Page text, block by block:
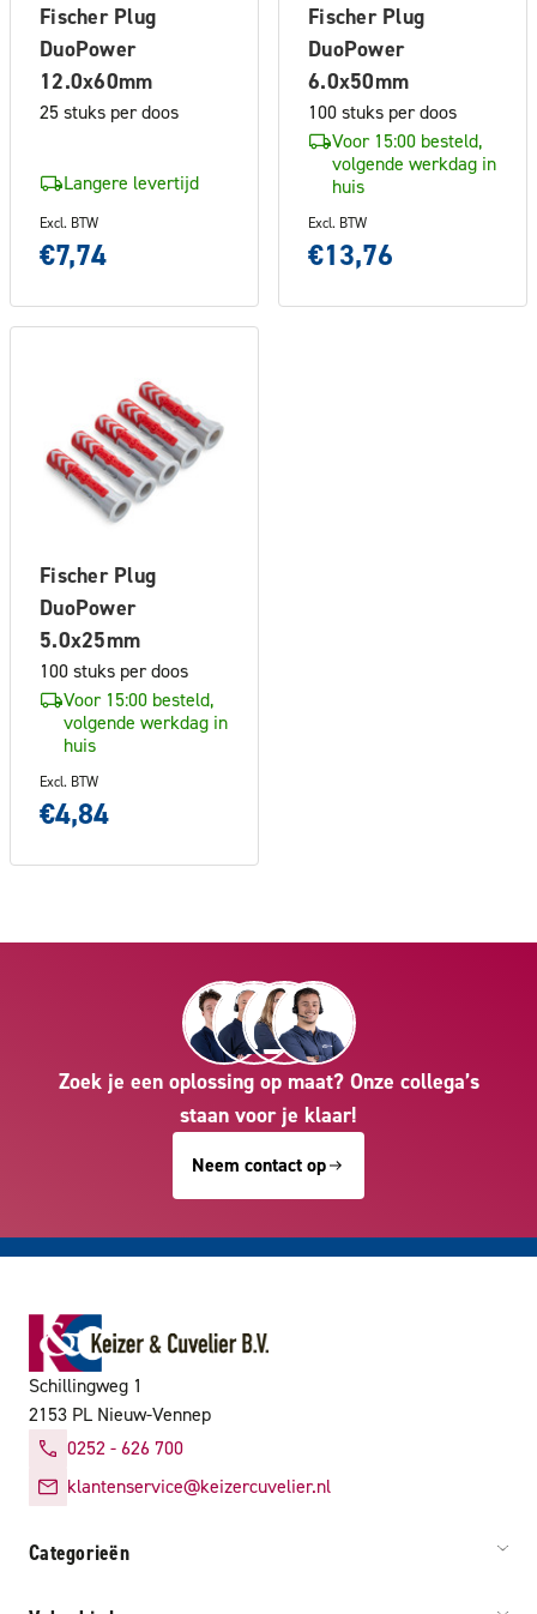
Fischer Plug
DuoPower
12.0x60mm
25 stuks per doos
Langere levertijd
Excl. BTW
€7,74
Fischer Plug
DuoPower
6.0x50mm
100 stuks per doos
Voor 15:00 besteld,
volgende werkdag in
huis
Excl. BTW
€13,76
Fischer Plug
DuoPower
5.0x25mm
100 stuks per doos
Voor 15:00 besteld,
volgende werkdag in
huis
Excl. BTW
€4,84
Zoek je een oplossing op maat? Onze collega’s
staan voor je klaar!
Neem contact op
Schillingweg 1
2153 PL Nieuw-Vennep
0252 - 626 700
klantenservice@keizercuvelier.nl
Categorieën